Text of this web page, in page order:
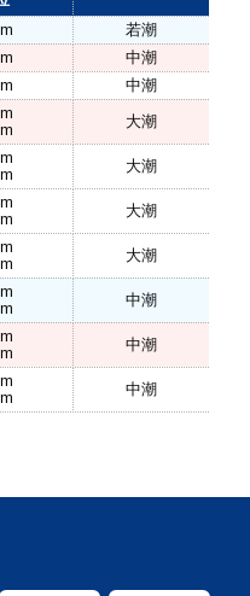
若潮
中潮
中潮
大潮
大潮
大潮
大潮
中潮
中潮
中潮